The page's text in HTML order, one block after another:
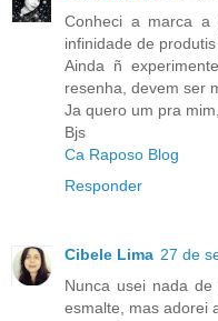
Conheci a marca a
infinidade de
Ainda ñ
resenha, devem ser
Ja quero um pra
Bjs
Ca Raposo Blog
Responder
Cibele Lima 27 de
Nunca usei nada
esmalte, mas adorei